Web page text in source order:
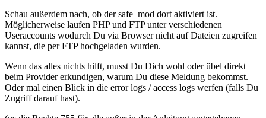
Schau außerdem nach, ob der safe_mod dort aktiviert ist.
Möglicherweise laufen PHP und FTP unter verschiedenen
Useraccounts wodurch Du via Browser nicht auf Dateien zugreifen
kannst, die per FTP hochgeladen wurden.
Wenn das alles nichts hilft, musst Du Dich wohl oder übel direkt
beim Provider erkundigen, warum Du diese Meldung bekommst.
Oder mal einen Blick in die error logs / access logs werfen (falls Du
Zugriff darauf hast).